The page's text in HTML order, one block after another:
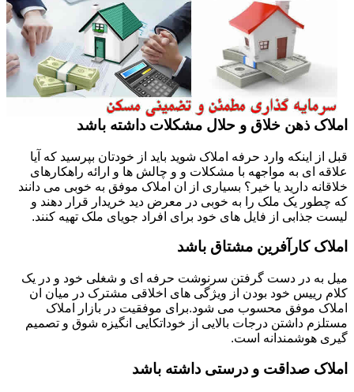
املاک ذهن خلاق و حلال مشکلات داشته باشد
قبل از اینکه وارد حرفه املاک شوید باید از خودتان بپرسید که آیا
علاقه ای به مواجهه با مشکلات و و چالش ها و ارائه راهکارهای
خلاقانه دارید یا خیر؟ بسیاری از ان املاک موفق به خوبی می دانند
که چطور یک ملک را به خوبی در معرض دید خریدار قرار دهند و
لیست جذابی از فایل های خود برای افراد جویای ملک تهیه کنند.
املاک کارآفرین مشتاق باشد
میل به در دست گرفتن سرنوشت حرفه ای و شغلی خود و در یک
کلام رییس خود بودن از ویژگی های اخلاقی مشترک در میان ان
املاک موفق محسوب می شود.برای موفقیت در بازار املاک
مستلزم داشتن درجات بالایی از خوداتکایی انگیزه شوق و تصمیم
گیری هوشمندانه است.
املاک صداقت و درستی داشته باشد